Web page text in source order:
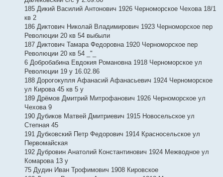
185 Дикий Василий Антонович 1926 Черноморское Чехова 18/1
кв 2
186 Диктович Николай Владимирович 1923 Черноморское пер
Революции 20 кв 54 выбыли
187 Диктович Тамара Федоровна 1920 Черноморское пер
Революции 20 кв 54 _"_
6 Добробабина Евдокия Романовна 1918 Черноморское ул
Революции 19 у 16.02.86
188 Дорогокупля Афанасий Афанасьевич 1924 Черноморское
ул Кирова 45 кв 5 у
189 Дрёмов Дмитрий Митрофанович 1926 Черноморское ул
Чехова 9
190 Дубиков Матвей Дмитриевич 1915 Новосельское ул
Степная 45
191 Дубковский Петр Федорович 1914 Красносельское ул
Первомайская
192 Дубровин Анатолий Константинович 1924 Межводное ул
Комарова 13 у
75 Дудин Иван Трофимович 1908 Кировское